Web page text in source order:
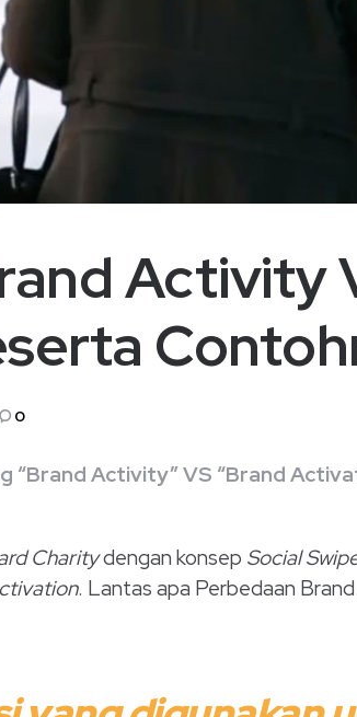
Activity
0
Activity” VS “Brand
Charitydengan konsep Social
. Lantas apa Perbedaan